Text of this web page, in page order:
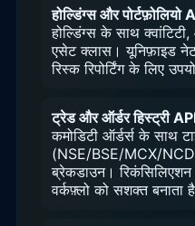
होल्डिंग्स और पोर्टफ़ोलियो
होल्डिंग्स के साथ
एसेट क्लास। यूनिफ़ाइड
रिस्क रिपोर्टिंग के लिए
ट्रेड और ऑर्डर हिस्ट्री
कमोडिटी ऑर्डर्स के साथ
(NSE/BSE/MCX/
ब्रेकडाउन।
वर्कफ़्लो को सशक्त बनाता